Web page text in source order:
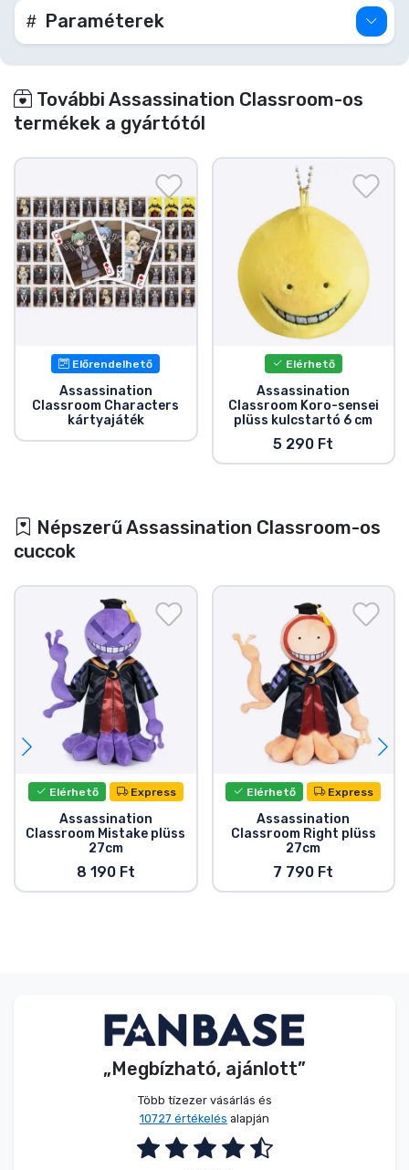
Paraméterek
További Assassination Classroom-os
termékek a gyártótól
Előrendelhető
Assassination
Classroom Characters
kártyajáték
Elérhető
Assassination
Classroom Koro-sensei
plüss kulcstartó 6 cm
5 290 Ft
Népszerű Assassination Classroom-os
cuccok
Elérhető Express
Assassination
Classroom Mistake plüss
27cm
8 190 Ft
Elérhető Express
Assassination
Classroom Right plüss
27cm
7 790 Ft
„Megbízható, ajánlott”
Több tízezer vásárlás és
10727 értékelés alapján